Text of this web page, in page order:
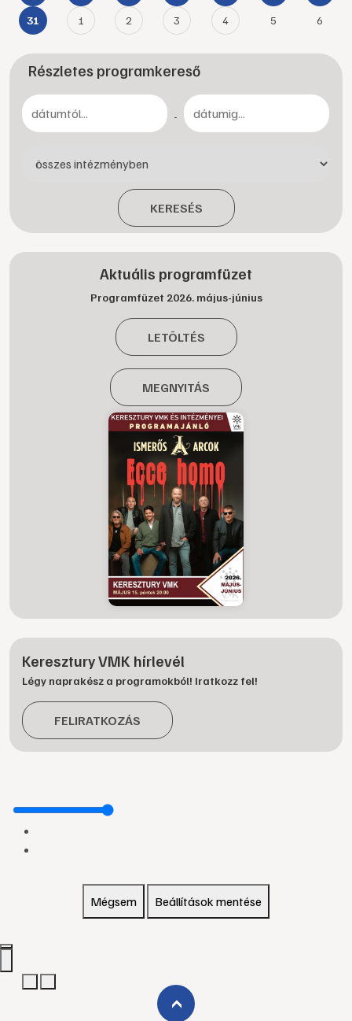
31 1 2 3 4 5 6
Részletes programkereső
-
KERESÉS
Aktuális programfüzet
Programfüzet 2026. május-június
LETÖLTÉS
MEGNYITÁS
Keresztury VMK hírlevél
Légy naprakész a programokból! Iratkozz fel!
FELIRATKOZÁS
Mégsem Beállítások mentése
›